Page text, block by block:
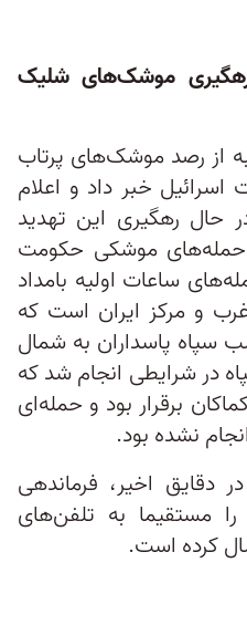
موشک‌های شلیک
از رصد موشک‌های پرتاب
خبر داد و اعلام
حال رهگیری این تهدید
موشکی حکومت
ساعات اولیه بامداد
و مرکز ایران است که
پاسداران به شمال
در شرایطی انجام شد که
کماکان برقرار بود و حمله‌ای
نشده بود.
دقایق اخیر، فرماندهی
مستقیما به تلفن‌های
کرده است.